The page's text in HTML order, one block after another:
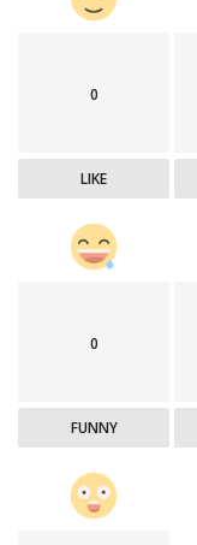
0
LIKE
0
FUNNY